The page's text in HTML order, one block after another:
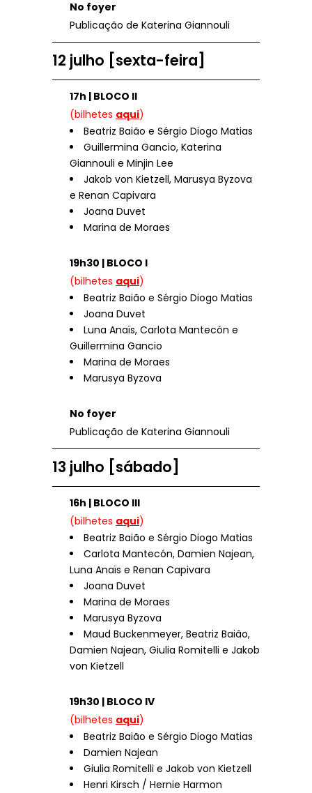
No foyer
Publicação de Katerina Giannouli
12 julho [sexta-feira]
17h | BLOCO II
(bilhetes aqui)
Beatriz Baião e Sérgio Diogo Matias
Guillermina Gancio, Katerina
Giannouli e Minjin Lee
Jakob von Kietzell, Marusya Byzova
e Renan Capivara
Joana Duvet
Marina de Moraes
19h30 | BLOCO I
(bilhetes aqui)
Beatriz Baião e Sérgio Diogo Matias
Joana Duvet
Luna Anaïs, Carlota Mantecón e
Guillermina Gancio
Marina de Moraes
Marusya Byzova
No foyer
Publicação de Katerina Giannouli
13 julho [sábado]
16h | BLOCO III
(bilhetes aqui)
Beatriz Baião e Sérgio Diogo Matias
Carlota Mantecón, Damien Najean,
Luna Anaïs e Renan Capivara
Joana Duvet
Marina de Moraes
Marusya Byzova
Maud Buckenmeyer, Beatriz Baião,
Damien Najean, Giulia Romitelli e Jakob
von Kietzell
19h30 | BLOCO IV
(bilhetes aqui)
Beatriz Baião e Sérgio Diogo Matias
Damien Najean
Giulia Romitelli e Jakob von Kietzell
Henri Kirsch / Hernie Harmon